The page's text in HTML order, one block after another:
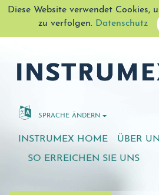
Diese Website verwendet Cookies,
zu verfolgen. Datenschutz
SPRACHE ÄNDERN
INSTRUMEX HOME ÜBER
SO ERREICHEN SIE UNS